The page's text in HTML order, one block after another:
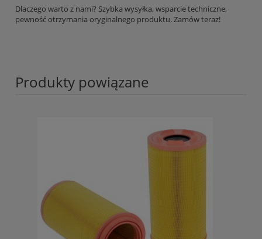
Dlaczego warto z nami? Szybka wysyłka, wsparcie techniczne,
pewność otrzymania oryginalnego produktu. Zamów teraz!
Produkty powiązane